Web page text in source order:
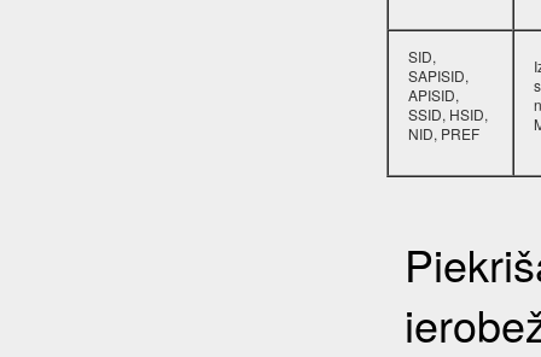
SID,
SAPISID,
APISID,
SSID, HSID,
NID, PREF